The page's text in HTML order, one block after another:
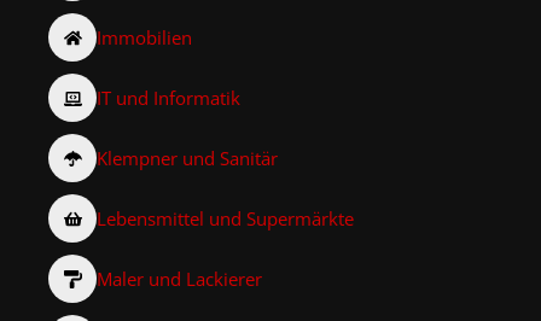
Immobilien
IT und Informatik
Klempner und Sanitär
Lebensmittel und Supermärkte
Maler und Lackierer